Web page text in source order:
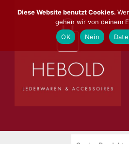
Inhalt
Diese Website benutzt Cookies.
gehen wir von deinem
OK
Nein